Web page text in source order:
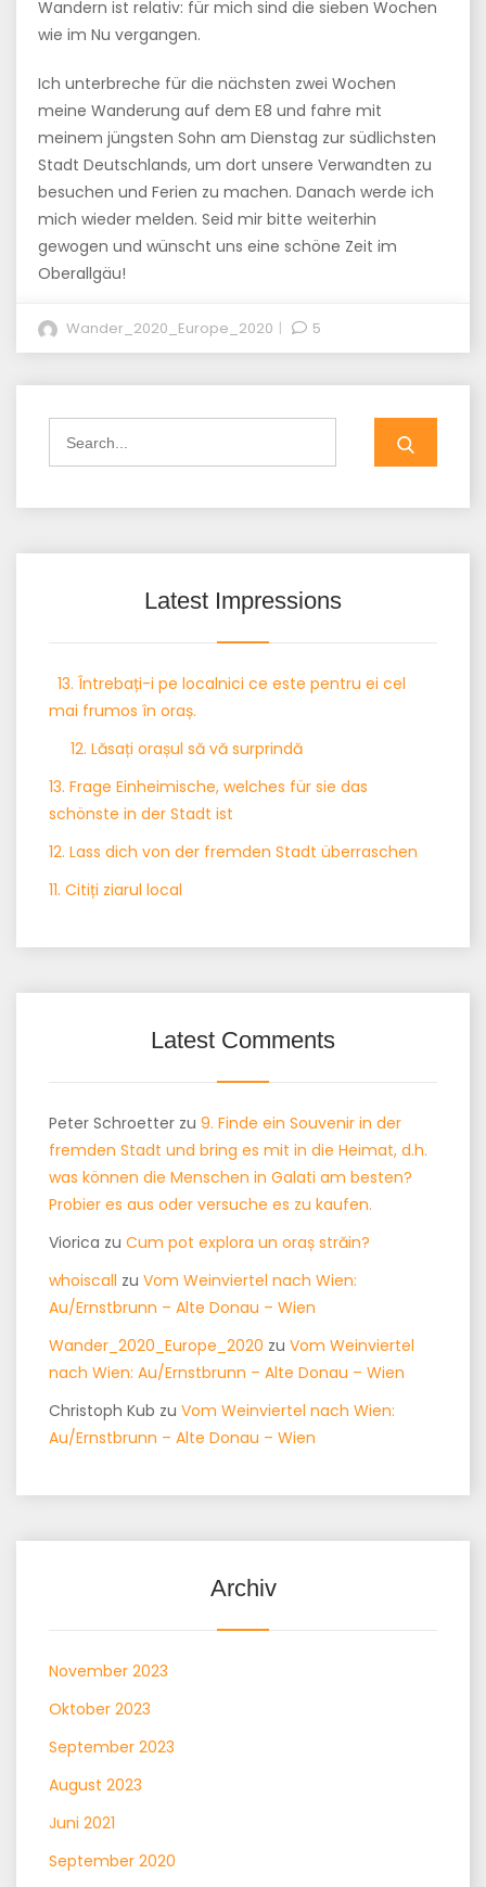
Wandern ist relativ: für mich sind die sieben Wochen
wie im Nu vergangen.
Ich unterbreche für die nächsten zwei Wochen
meine Wanderung auf dem E8 und fahre mit
meinem jüngsten Sohn am Dienstag zur südlichsten
Stadt Deutschlands, um dort unsere Verwandten zu
besuchen und Ferien zu machen. Danach werde ich
mich wieder melden. Seid mir bitte weiterhin
gewogen und wünscht uns eine schöne Zeit im
Oberallgäu!
Wander_2020_Europe_2020 5
Latest Impressions
13. Întrebați-i pe localnici ce este pentru ei cel
mai frumos în oraș.
12. Lăsați orașul să vă surprindă
13. Frage Einheimische, welches für sie das
schönste in der Stadt ist
12. Lass dich von der fremden Stadt überraschen
11. Citiți ziarul local
Latest Comments
Peter Schroetter zu 9. Finde ein Souvenir in der
fremden Stadt und bring es mit in die Heimat, d.h.
was können die Menschen in Galati am besten?
Probier es aus oder versuche es zu kaufen.
Viorica zu Cum pot explora un oraș străin?
whoiscall zu Vom Weinviertel nach Wien:
Au/Ernstbrunn – Alte Donau – Wien
Wander_2020_Europe_2020 zu Vom Weinviertel
nach Wien: Au/Ernstbrunn – Alte Donau – Wien
Christoph Kub zu Vom Weinviertel nach Wien:
Au/Ernstbrunn – Alte Donau – Wien
Archiv
November 2023
Oktober 2023
September 2023
August 2023
Juni 2021
September 2020